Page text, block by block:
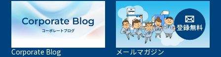
Corporate Blog メールマガジン